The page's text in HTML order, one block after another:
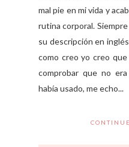
mal pie en mi vida y
rutina corporal.
su descripción en
como creo yo creo
comprobar que no
había usado, me echo...